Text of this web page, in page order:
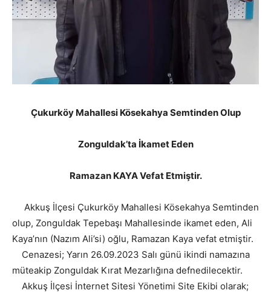
Çukurköy Mahallesi Kösekahya Semtinden Olup
Zonguldak’ta İkamet Eden
Ramazan KAYA Vefat Etmiştir.
Akkuş İlçesi Çukurköy Mahallesi Kösekahya Semtinden
olup, Zonguldak Tepebaşı Mahallesinde ikamet eden, Ali
Kaya’nın (Nazım Ali’si) oğlu, Ramazan Kaya vefat etmiştir.
Cenazesi; Yarın 26.09.2023 Salı günü ikindi namazına
müteakip Zonguldak Kırat Mezarlığına defnedilecektir.
Akkuş İlçesi İnternet Sitesi Yönetimi Site Ekibi olarak;